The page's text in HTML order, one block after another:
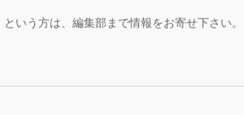
いう方は、編集部まで情報をお寄せ下さい。